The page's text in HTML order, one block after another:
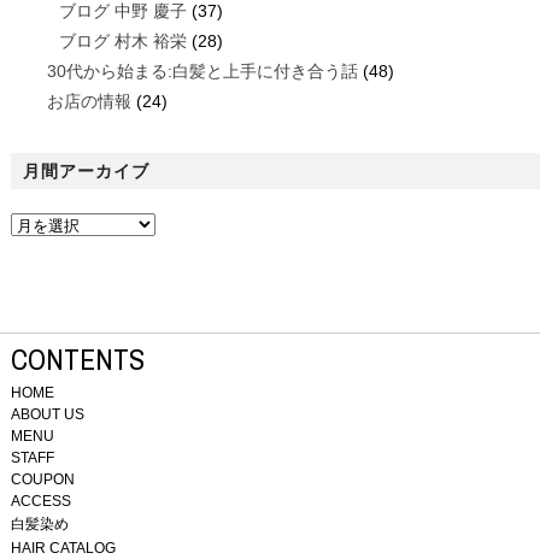
ブログ 中野 慶子(37)
ブログ 村木 裕栄(28)
30代から始まる:白髪と上手に付き合う話(48)
お店の情報 (24)
月間アーカイブ
CONTENTS
HOME
ABOUT US
MENU
STAFF
COUPON
ACCESS
白髪染め
HAIR CATALOG